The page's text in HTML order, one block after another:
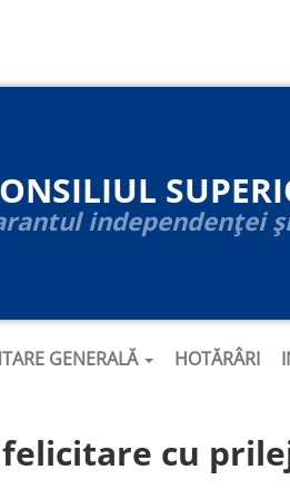
independenței
GENERALĂ HOTĂRÂRI
felicitare cu